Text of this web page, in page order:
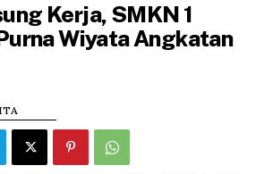
Kerja, SMKN 1
Wiyata Angkatan